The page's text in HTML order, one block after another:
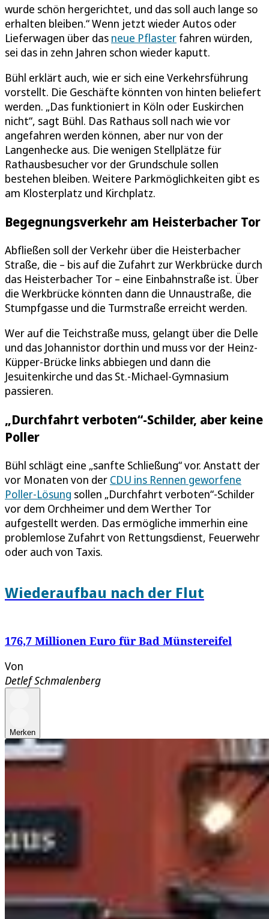
wurde schön hergerichtet, und das soll auch lange so
erhalten bleiben.“ Wenn jetzt wieder Autos oder
Lieferwagen über das neue Pflaster fahren würden,
sei das in zehn Jahren schon wieder kaputt.
Bühl erklärt auch, wie er sich eine Verkehrsführung
vorstellt. Die Geschäfte könnten von hinten beliefert
werden. „Das funktioniert in Köln oder Euskirchen
nicht“, sagt Bühl. Das Rathaus soll nach wie vor
angefahren werden können, aber nur von der
Langenhecke aus. Die wenigen Stellplätze für
Rathausbesucher vor der Grundschule sollen
bestehen bleiben. Weitere Parkmöglichkeiten gibt es
am Klosterplatz und Kirchplatz.
Begegnungsverkehr am Heisterbacher Tor
Abfließen soll der Verkehr über die Heisterbacher
Straße, die – bis auf die Zufahrt zur Werkbrücke durch
das Heisterbacher Tor – eine Einbahnstraße ist. Über
die Werkbrücke könnten dann die Unnaustraße, die
Stumpfgasse und die Turmstraße erreicht werden.
Wer auf die Teichstraße muss, gelangt über die Delle
und das Johannistor dorthin und muss vor der Heinz-
Küpper-Brücke links abbiegen und dann die
Jesuitenkirche und das St.-Michael-Gymnasium
passieren.
„Durchfahrt verboten“-Schilder, aber keine
Poller
Bühl schlägt eine „sanfte Schließung“ vor. Anstatt der
vor Monaten von der CDU ins Rennen geworfene
Poller-Lösung sollen „Durchfahrt verboten“-Schilder
vor dem Orchheimer und dem Werther Tor
aufgestellt werden. Das ermögliche immerhin eine
problemlose Zufahrt von Rettungsdienst, Feuerwehr
oder auch von Taxis.
Wiederaufbau nach der Flut
176,7 Millionen Euro für Bad Münstereifel
Von
Detlef Schmalenberg
Merken